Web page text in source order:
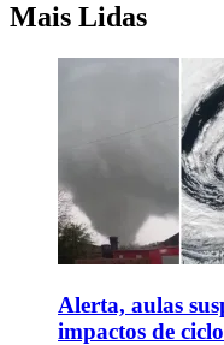
Mais Lidas
Alerta, aulas
impactos de